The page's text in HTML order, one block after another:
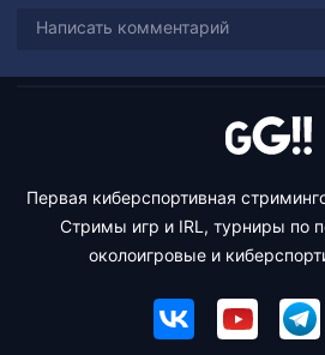
Написать комментарий
Первая киберспортивная
Стримы игр и IRL, турниры по
околоигровые и